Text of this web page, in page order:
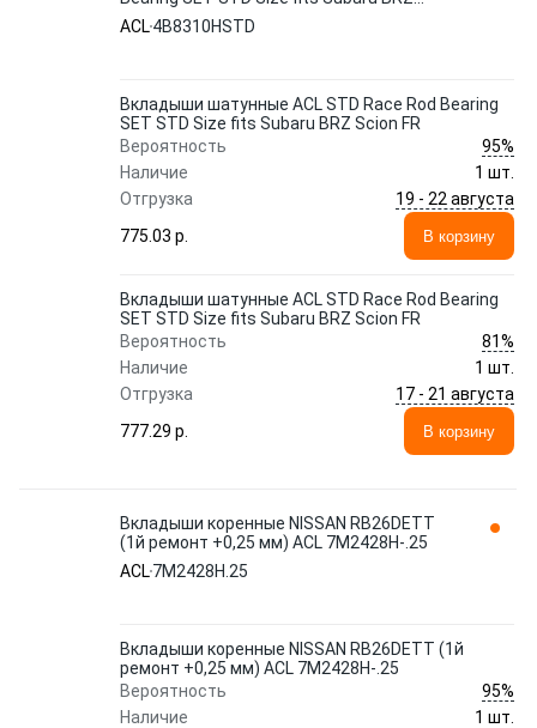
Scion FR
ACL4B8310HSTD
Вкладыши шатунные ACL STD Race Rod Bearing
SET STD Size fits Subaru BRZ Scion FR
Вероятность
95%
Наличие
1 шт.
Отгрузка
19 - 22 августа
775.03 p.
В корзину
Вкладыши шатунные ACL STD Race Rod Bearing
SET STD Size fits Subaru BRZ Scion FR
Вероятность
81%
Наличие
1 шт.
Отгрузка
17 - 21 августа
777.29 p.
В корзину
Вкладыши коренные NISSAN RB26DETT
(1й ремонт +0,25 мм) ACL 7M2428H-.25
ACL7M2428H.25
Вкладыши коренные NISSAN RB26DETT (1й
ремонт +0,25 мм) ACL 7M2428H-.25
Вероятность
95%
Наличие
1 шт.